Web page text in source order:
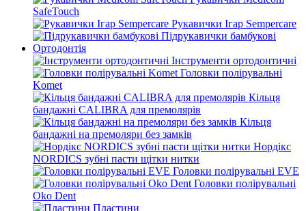
SafeTouch
Рукавички Ігар Sempercare
Підрукавички бамбукові
Ортодонтія
Інструменти ортодонтичні
Головки полірувальні
Komet
Кільця
бандажні CALIBRA для премолярів
Кільця
бандажні на премоляри без замків
Нордікс
NORDICS зубні пасти щітки нитки
Головки полірувальні EVE
Головки полірувальні
Oko Dent
Пластини